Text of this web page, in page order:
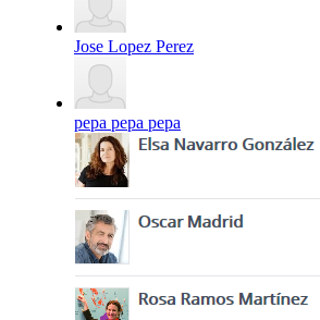
Jose Lopez Perez
pepa pepa pepa